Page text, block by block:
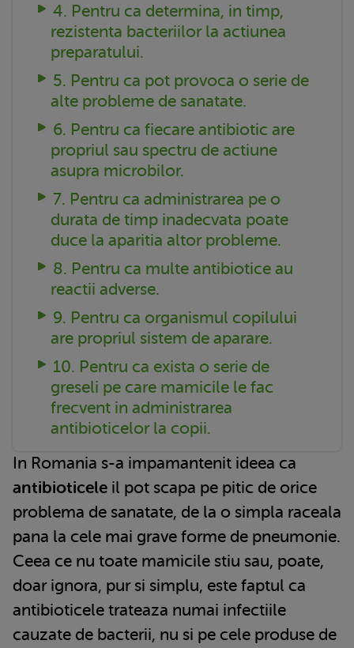
4. Pentru ca determina, in timp,
rezistenta bacteriilor la actiunea
preparatului.
5. Pentru ca pot provoca o serie de
alte probleme de sanatate.
6. Pentru ca fiecare antibiotic are
propriul sau spectru de actiune
asupra microbilor.
7. Pentru ca administrarea pe o
durata de timp inadecvata poate
duce la aparitia altor probleme.
8. Pentru ca multe antibiotice au
reactii adverse.
9. Pentru ca organismul copilului
are propriul sistem de aparare.
10. Pentru ca exista o serie de
greseli pe care mamicile le fac
frecvent in administrarea
antibioticelor la copii.
In Romania s-a impamantenit ideea ca
antibioticele il pot scapa pe pitic de orice
problema de sanatate, de la o simpla raceala
pana la cele mai grave forme de pneumonie.
Ceea ce nu toate mamicile stiu sau, poate,
doar ignora, pur si simplu, este faptul ca
antibioticele trateaza numai infectiile
cauzate de bacterii, nu si pe cele produse de